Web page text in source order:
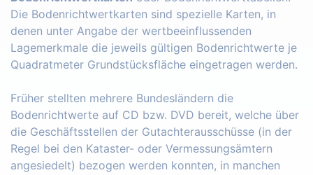
Die Bodenrichtwertkarten sind spezielle Karten, in
denen unter Angabe der wertbeeinflussenden
Lagemerkmale die jeweils gültigen Bodenrichtwerte je
Quadratmeter Grundstücksfläche eingetragen werden.
Früher stellten mehrere Bundesländern die
Bodenrichtwerte auf CD bzw. DVD bereit, welche über
die Geschäftsstellen der Gutachterausschüsse (in der
Regel bei den Kataster- oder Vermessungsämtern
angesiedelt) bezogen werden konnten, in manchen